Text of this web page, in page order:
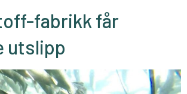
fabrikk får
utslipp